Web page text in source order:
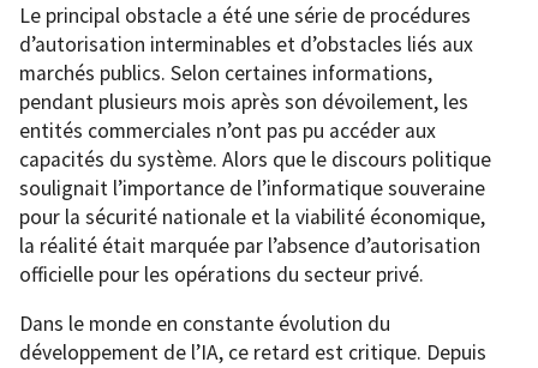
Le principal obstacle a été une série de procédures
d’autorisation interminables et d’obstacles liés aux
marchés publics. Selon certaines informations,
pendant plusieurs mois après son dévoilement, les
entités commerciales n’ont pas pu accéder aux
capacités du système. Alors que le discours politique
soulignait l’importance de l’informatique souveraine
pour la sécurité nationale et la viabilité économique,
la réalité était marquée par l’absence d’autorisation
officielle pour les opérations du secteur privé.
Dans le monde en constante évolution du
développement de l’IA, ce retard est critique. Depuis